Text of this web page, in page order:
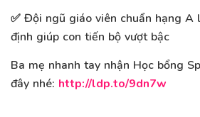
✅ Đội ngũ giáo viên chuẩn hạng A
định giúp con tiến bộ vượt bậc
Ba mẹ nhanh tay nhận Học bổng
đây nhé: http://ldp.to/9dn7w